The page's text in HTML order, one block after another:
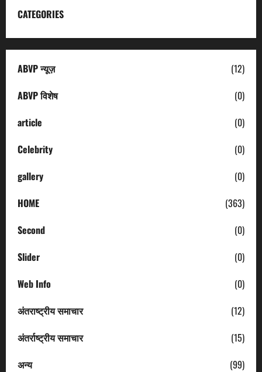
CATEGORIES
ABVP न्यूज़
(12)
ABVP विशेष
(0)
article
(0)
Celebrity
(0)
gallery
(0)
HOME
(363)
Second
(0)
Slider
(0)
Web Info
(0)
अंतराष्ट्रीय समाचार
(12)
अंतर्राष्ट्रीय समाचार
(15)
अन्य
(99)